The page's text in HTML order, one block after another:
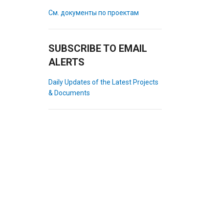
См. документы по проектам
SUBSCRIBE TO EMAIL
ALERTS
Daily Updates of the Latest Projects
& Documents